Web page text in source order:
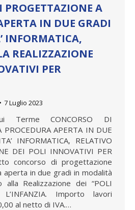
PROGETTAZIONE A
IN DUE GRADI
INFORMATICA,
REALIZZAZIONE
PER
7 Luglio 2023
Terme CONCORSO DI
PROCEDURA APERTA IN DUE
INFORMATICA, RELATIVO
DEI POLI INNOVATIVI PER
concorso di progettazione
aperta in due gradi in modalità
alla Realizzazione dei “POLI
Importo lavori
al netto di IVA.…